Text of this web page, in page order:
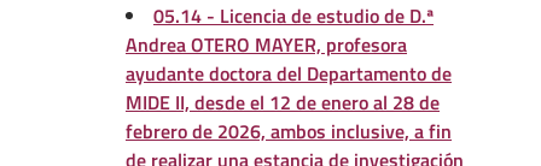
05.14 - Licencia de estudio de D.ª
Andrea OTERO MAYER, profesora
ayudante doctora del Departamento de
MIDE II, desde el 12 de enero al 28 de
febrero de 2026, ambos inclusive, a fin
de realizar una estancia de investigación